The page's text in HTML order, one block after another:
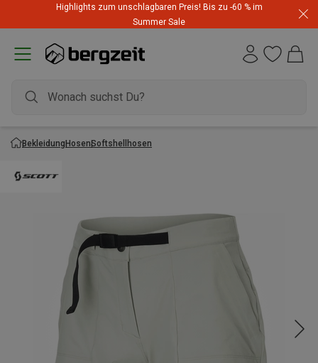
Highlights zum unschlagbaren Preis! Bis zu -60 % im
Summer Sale
BekleidungHosenSoftshellhosen